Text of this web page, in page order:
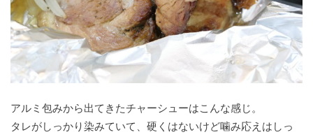
アルミ包みから出てきたチャーシューはこんな感じ。
タレがしっかり染みていて、硬くはないけど噛み応えはしっ